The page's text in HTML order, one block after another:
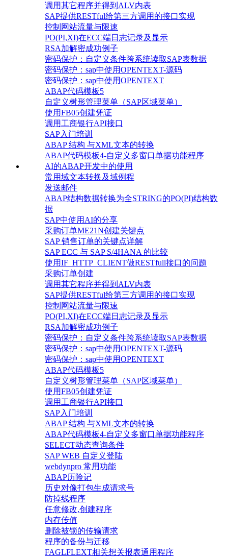
调用其它程序并得到ALV内表
SAP提供RESTful给第三方调用的接口实现
控制网站流量与限速
PO(PI,XI)在ECC端日志记录及显示
RSA加解密成功例子
密码保护：自定义条件跨系统读取SAP表数据
密码保护：sap中使用OPENTEXT-源码
密码保护：sap中使用OPENTEXT
ABAP代码模板5
自定义树形管理菜单（SAP区域菜单）
使用FB05创建凭证
调用工商银行API接口
SAP入门培训
ABAP 结构 与XML文本的转换
ABAP代码模板4-自定义多窗口单据功能程序
AI的ABAP开发中的使用
常用域文本转换及域例程
发送邮件
ABAP结构数据转换为全STRING的PO(PI)结构数
据
SAP中使用AI的分享
采购订单ME21N创建关键点
SAP 销售订单的关键点详解
SAP ECC 与 SAP S/4HANA 的比较
使用IF_HTTP_CLIENT做RESTfull接口的问题
采购订单创建
调用其它程序并得到ALV内表
SAP提供RESTful给第三方调用的接口实现
控制网站流量与限速
PO(PI,XI)在ECC端日志记录及显示
RSA加解密成功例子
密码保护：自定义条件跨系统读取SAP表数据
密码保护：sap中使用OPENTEXT-源码
密码保护：sap中使用OPENTEXT
ABAP代码模板5
自定义树形管理菜单（SAP区域菜单）
使用FB05创建凭证
调用工商银行API接口
SAP入门培训
ABAP 结构 与XML文本的转换
ABAP代码模板4-自定义多窗口单据功能程序
SELECT动态查询条件
SAP WEB 自定义登陆
webdynpro 常用功能
ABAP历险记
历史对像打包生成请求号
防掉线程序
任意修改,创建程序
内存传值
删除被锁的传输请求
程序的备份与迁移
FAGLFLEXT相关想关报表通用程序